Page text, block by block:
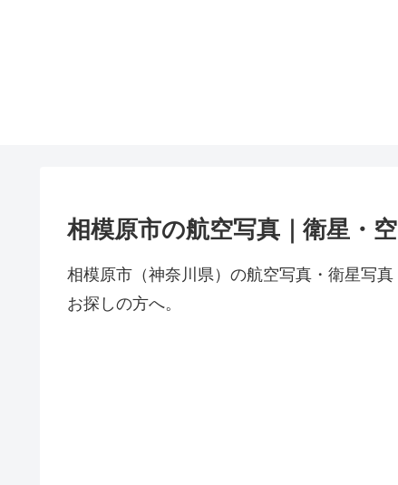
相模原市の航空写真｜衛星・
相模原市（神奈川県）の航空写真・衛星写
お探しの方へ。